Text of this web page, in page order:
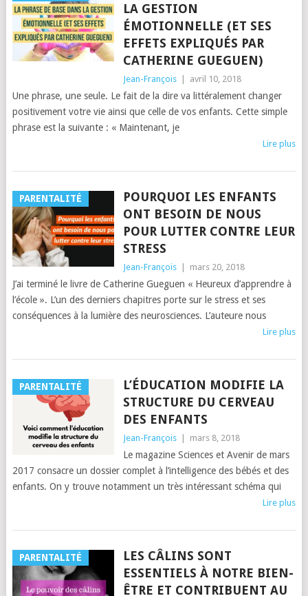
LA GESTION
ÉMOTIONNELLE (ET SES
EFFETS EXPLIQUÉS PAR
CATHERINE GUEGUEN)
Jean-François avril 10, 2018
Une phrase, une seule. Le fait de la dire va littéralement changer
positivement votre vie ainsi que celle de vos enfants. Cette simple
phrase est la suivante : « Maintenant, je
Lire plus
PARENTALITÉ
POURQUOI LES ENFANTS
ONT BESOIN DE NOUS
POUR LUTTER CONTRE LEUR
STRESS
Jean-François mars 20, 2018
J’ai terminé le livre de Catherine Gueguen « Heureux d’apprendre à
l’école ». L’un des derniers chapitres porte sur le stress et ses
conséquences à la lumière des neurosciences. L’auteure nous
Lire plus
PARENTALITÉ
L’ÉDUCATION MODIFIE LA
STRUCTURE DU CERVEAU
DES ENFANTS
Jean-François mars 8, 2018
Le magazine Sciences et Avenir de mars
2017 consacre un dossier complet à l’intelligence des bébés et des
enfants. On y trouve notamment un très intéressant schéma qui
Lire plus
PARENTALITÉ
LES CÂLINS SONT
ESSENTIELS À NOTRE BIEN-
ÊTRE ET CONTRIBUENT AU